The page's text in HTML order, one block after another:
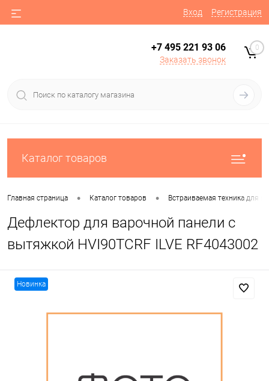
Вход Регистрация
+7 495 221 93 06
Заказать звонок
0
Каталог товаров
Главная страница • Каталог товаров • Встраиваемая техника для
Дефлектор для варочной панели с
вытяжкой HVI90TCRF ILVE RF4043002
Новинка